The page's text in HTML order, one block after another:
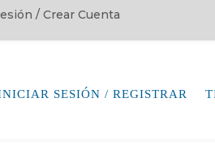
/ Crear Cuenta
SESIÓN / REGISTRAR